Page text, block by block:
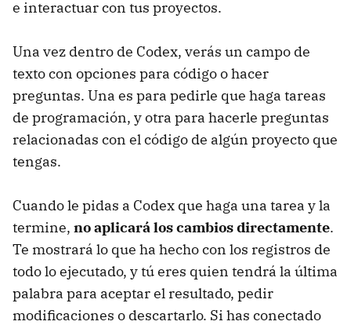
e interactuar con tus proyectos.
Una vez dentro de Codex, verás un campo de
texto con opciones para código o hacer
preguntas. Una es para pedirle que haga tareas
de programación, y otra para hacerle preguntas
relacionadas con el código de algún proyecto que
tengas.
Cuando le pidas a Codex que haga una tarea y la
termine, no aplicará los cambios directamente.
Te mostrará lo que ha hecho con los registros de
todo lo ejecutado, y tú eres quien tendrá la última
palabra para aceptar el resultado, pedir
modificaciones o descartarlo. Si has conectado